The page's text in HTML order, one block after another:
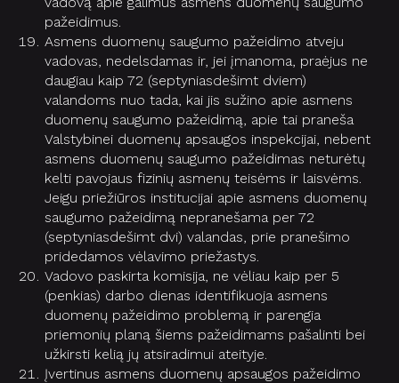
pažeidimus.
Asmens duomenų saugumo pažeidimo atveju
vadovas, nedelsdamas ir, jei įmanoma, praėjus ne
daugiau kaip 72 (septyniasdešimt dviem)
valandoms nuo tada, kai jis sužino apie asmens
duomenų saugumo pažeidimą, apie tai praneša
Valstybinei duomenų apsaugos inspekcijai, nebent
asmens duomenų saugumo pažeidimas neturėtų
kelti pavojaus fizinių asmenų teisėms ir laisvėms.
Jeigu priežiūros institucijai apie asmens duomenų
saugumo pažeidimą nepranešama per 72
(septyniasdešimt dvi) valandas, prie pranešimo
pridedamos vėlavimo priežastys.
Vadovo paskirta komisija, ne vėliau kaip per 5
(penkias) darbo dienas identifikuoja asmens
duomenų pažeidimo problemą ir parengia
priemonių planą šiems pažeidimams pašalinti bei
užkirsti kelią jų atsiradimui ateityje.
Įvertinus asmens duomenų apsaugos pažeidimo